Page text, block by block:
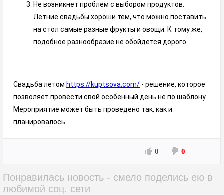
Не возникнет проблем с выбором продуктов.
Летние свадьбы хороши тем, что можно поставить
на стол самые разные фрукты и овощи. К тому же,
подобное разнообразие не обойдется дорого.
Свадьба летом https://kuptsova.com/ - решение, которое
позволяет провести свой особенный день не по шаблону.
Мероприятие может быть проведено так, как и
планировалось.
0 0
Понравилась новость - смело поделись ею в
любимой соц. сети